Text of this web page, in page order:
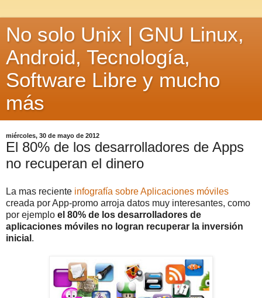
No solo Unix | GNU Linux,
Android, Tecnología,
Software Libre y mucho
más
miércoles, 30 de mayo de 2012
El 80% de los desarrolladores de Apps
no recuperan el dinero
La mas reciente infografía sobre Aplicaciones móviles
creada por App-promo arroja datos muy interesantes, como
por ejemplo el 80% de los desarrolladores de
aplicaciones móviles no logran recuperar la inversión
inicial .